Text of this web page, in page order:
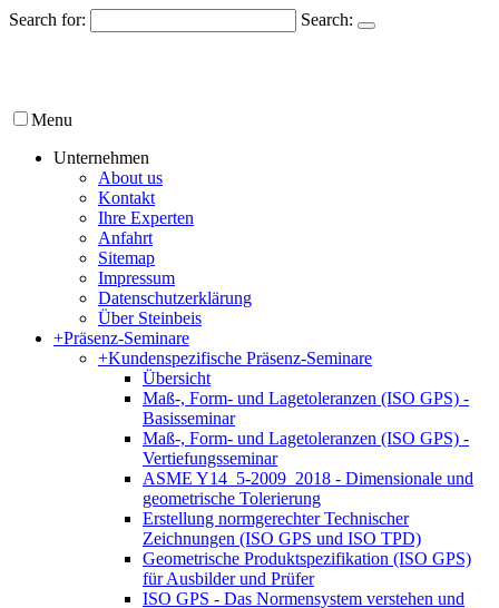
Search for: Search:
Menu
Unternehmen
About us
Kontakt
Ihre Experten
Anfahrt
Sitemap
Impressum
Datenschutzerklärung
Über Steinbeis
+Präsenz-Seminare
+Kundenspezifische Präsenz-Seminare
Übersicht
Maß-, Form- und Lagetoleranzen (ISO GPS) -
Basisseminar
Maß-, Form- und Lagetoleranzen (ISO GPS) -
Vertiefungsseminar
ASME Y14_5-2009_2018 - Dimensionale und
geometrische Tolerierung
Erstellung normgerechter Technischer
Zeichnungen (ISO GPS und ISO TPD)
Geometrische Produktspezifikation (ISO GPS)
für Ausbilder und Prüfer
ISO GPS - Das Normensystem verstehen und